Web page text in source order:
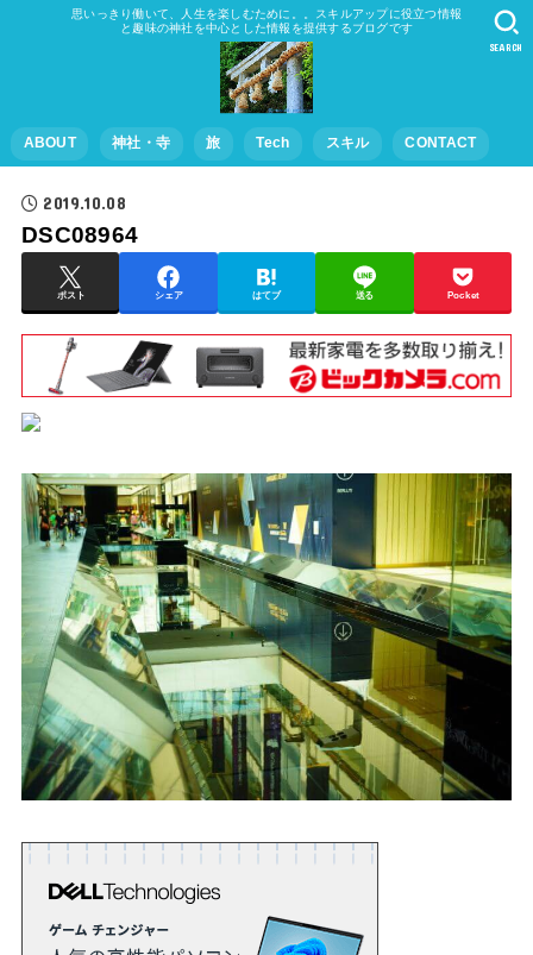
思いっきり働いて、人生を楽しむために。。スキルアップに役立つ情報
と趣味の神社を中心とした情報を提供するブログです
ABOUT 神社・寺 旅 Tech スキル CONTACT
SEARCH
2019.10.08
DSC08964
ポスト シェア はてブ 送る Pocket